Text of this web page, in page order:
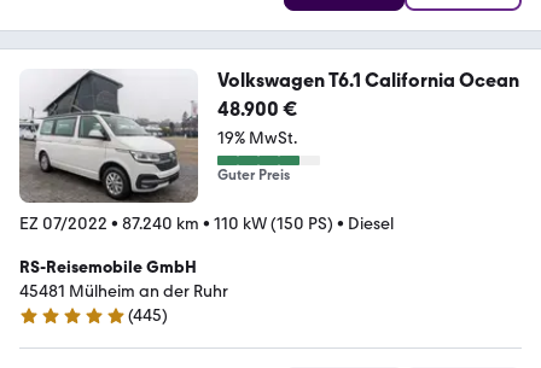
Volkswagen T6.1 California Ocean
48.900 €
19% MwSt.
Guter Preis
EZ 07/2022 • 87.240 km • 110 kW (150 PS) • Diesel
RS-Reisemobile GmbH
45481 Mülheim an der Ruhr
4.9 Sterne
(445)